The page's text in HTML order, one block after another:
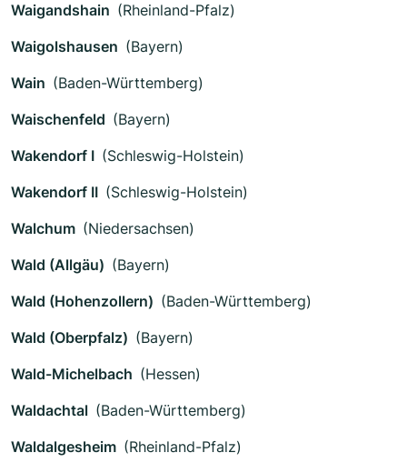
Waigandshain (Rheinland-Pfalz)
Waigolshausen (Bayern)
Wain (Baden-Württemberg)
Waischenfeld (Bayern)
Wakendorf I (Schleswig-Holstein)
Wakendorf II (Schleswig-Holstein)
Walchum (Niedersachsen)
Wald (Allgäu) (Bayern)
Wald (Hohenzollern) (Baden-Württemberg)
Wald (Oberpfalz) (Bayern)
Wald-Michelbach (Hessen)
Waldachtal (Baden-Württemberg)
Waldalgesheim (Rheinland-Pfalz)